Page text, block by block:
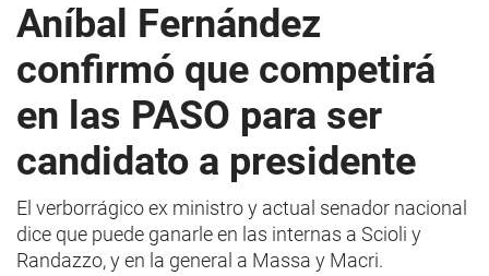
Aníbal Fernández
confirmó que competirá
en las PASO para ser
candidato a presidente
El verborrágico ex ministro y actual senador nacional
dice que puede ganarle en las internas a Scioli y
Randazzo, y en la general a Massa y Macri.